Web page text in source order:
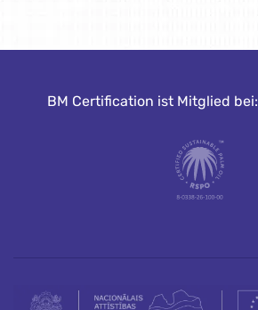
BM Certification ist Mitglied bei: